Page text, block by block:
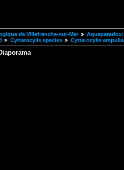
de Villefranche-sur-Mer
Cyttarocylis species Cyttarocylis